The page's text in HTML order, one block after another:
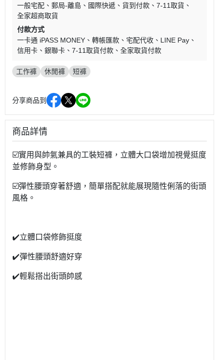
一般宅配
郵局-離島 國際快遞 貨到付款
7-11取貨
全家超商取貨
付款方式
一卡通 iPASS MONEY
轉帳匯款 宅配代收
LINE Pay
信用卡
銀聯卡 7-11取貨付款 全家取貨付款
工作褲 休閒褲 短褲
分享商品到
商品詳情
☑️實用與帥氣兼具的工裝短褲，立體大口袋增加視覺挺度
並修飾身型。
☑️彈性腰頭穿著舒適，簡單搭配就能展現隨性俐落的街頭
風格。
✔️立體口袋修飾挺度
✔️彈性腰頭舒適好穿
✔️輕鬆搭出街頭帥感